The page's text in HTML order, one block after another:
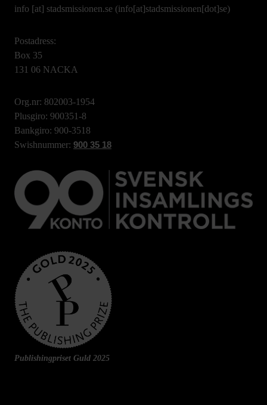
info [at] stadsmissionen.se (info[at]stadsmissionen[dot]se)
Postadress:
Box 35
131 06 NACKA
Org.nr: 802003-1954
Plusgiro: 900351-8
Bankgiro: 900-3518
Swishnummer: 900 35 18
Publishingpriset Guld 2025